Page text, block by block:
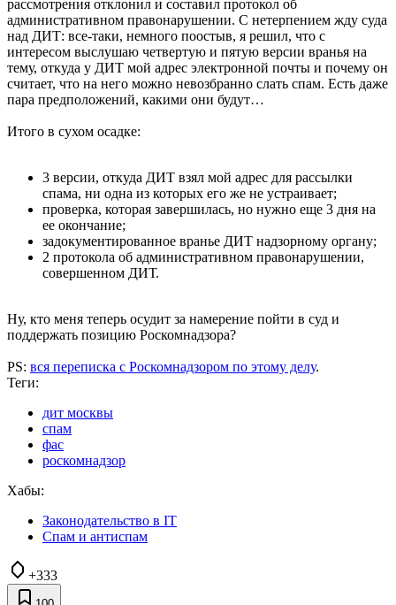
рассмотрения отклонил и составил протокол об
административном правонарушении. С нетерпением жду суда
над ДИТ: все-таки, немного поостыв, я решил, что с
интересом выслушаю четвертую и пятую версии вранья на
тему, откуда у ДИТ мой адрес электронной почты и почему он
считает, что на него можно невозбранно слать спам. Есть даже
пара предположений, какими они будут…
Итого в сухом осадке:
3 версии, откуда ДИТ взял мой адрес для рассылки
спама, ни одна из которых его же не устраивает;
проверка, которая завершилась, но нужно еще 3 дня на
ее окончание;
задокументированное вранье ДИТ надзорному органу;
2 протокола об административном правонарушении,
совершенном ДИТ.
Ну, кто меня теперь осудит за намерение пойти в суд и
поддержать позицию Роскомнадзора?
PS: вся переписка с Роскомнадзором по этому делу.
Теги:
дит москвы
спам
фас
роскомнадзор
Хабы:
Законодательство в IT
Спам и антиспам
+333